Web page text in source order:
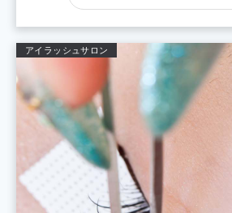
アイラッシュサロン